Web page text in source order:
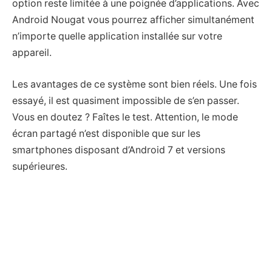
option reste limitée à une poignée d’applications. Avec
Android Nougat vous pourrez afficher simultanément
n’importe quelle application installée sur votre
appareil.
Les avantages de ce système sont bien réels. Une fois
essayé, il est quasiment impossible de s’en passer.
Vous en doutez ? Faîtes le test. Attention, le mode
écran partagé n’est disponible que sur les
smartphones disposant d’Android 7 et versions
supérieures.